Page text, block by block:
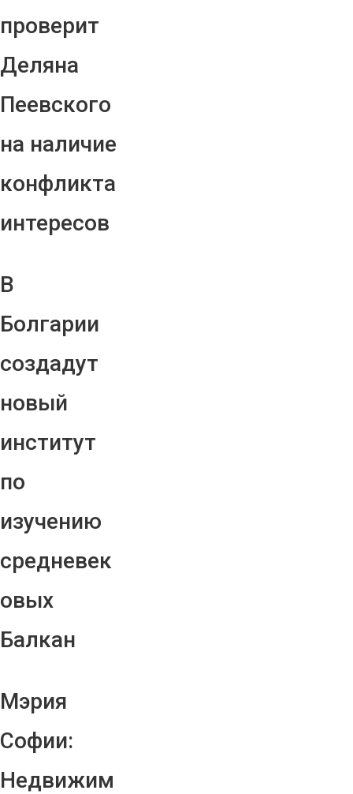
проверит
Деляна
Пеевского
на наличие
конфликта
интересов
В
Болгарии
создадут
новый
институт
по
изучению
средневек
овых
Балкан
Мэрия
Софии:
Недвижим